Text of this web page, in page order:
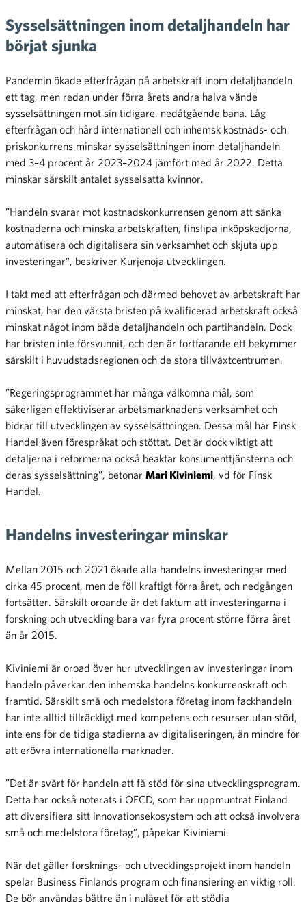
Sysselsättningen inom detaljhandeln har
börjat sjunka
Pandemin ökade efterfrågan på arbetskraft inom detaljhandeln
ett tag, men redan under förra årets andra halva vände
sysselsättningen mot sin tidigare, nedåtgående bana. Låg
efterfrågan och hård internationell och inhemsk kostnads- och
priskonkurrens minskar sysselsättningen inom detaljhandeln
med 3–4 procent år 2023–2024 jämfört med år 2022. Detta
minskar särskilt antalet sysselsatta kvinnor.
”Handeln svarar mot kostnadskonkurrensen genom att sänka
kostnaderna och minska arbetskraften, finslipa inköpskedjorna,
automatisera och digitalisera sin verksamhet och skjuta upp
investeringar”, beskriver Kurjenoja utvecklingen.
I takt med att efterfrågan och därmed behovet av arbetskraft har
minskat, har den värsta bristen på kvalificerad arbetskraft också
minskat något inom både detaljhandeln och partihandeln. Dock
har bristen inte försvunnit, och den är fortfarande ett bekymmer
särskilt i huvudstadsregionen och de stora tillväxtcentrumen.
”Regeringsprogrammet har många välkomna mål, som
säkerligen effektiviserar arbetsmarknadens verksamhet och
bidrar till utvecklingen av sysselsättningen. Dessa mål har Finsk
Handel även förespråkat och stöttat. Det är dock viktigt att
detaljerna i reformerna också beaktar konsumenttjänsterna och
deras sysselsättning”, betonar Mari Kiviniemi, vd för Finsk
Handel.
Handelns investeringar minskar
Mellan 2015 och 2021 ökade alla handelns investeringar med
cirka 45 procent, men de föll kraftigt förra året, och nedgången
fortsätter. Särskilt oroande är det faktum att investeringarna i
forskning och utveckling bara var fyra procent större förra året
än år 2015.
Kiviniemi är oroad över hur utvecklingen av investeringar inom
handeln påverkar den inhemska handelns konkurrenskraft och
framtid. Särskilt små och medelstora företag inom fackhandeln
har inte alltid tillräckligt med kompetens och resurser utan stöd,
inte ens för de tidiga stadierna av digitaliseringen, än mindre för
att erövra internationella marknader.
”Det är svårt för handeln att få stöd för sina utvecklingsprogram.
Detta har också noterats i OECD, som har uppmuntrat Finland
att diversifiera sitt innovationsekosystem och att också involvera
små och medelstora företag”, påpekar Kiviniemi.
När det gäller forsknings- och utvecklingsprojekt inom handeln
spelar Business Finlands program och finansiering en viktig roll.
De bör användas bättre än i nuläget för att stödja